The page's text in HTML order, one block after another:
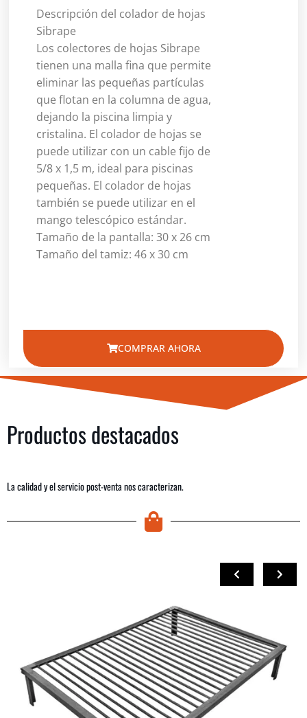
Descripción del colador de hojas
Sibrape
Los colectores de hojas Sibrape
tienen una malla fina que permite
eliminar las pequeñas partículas
que flotan en la columna de agua,
dejando la piscina limpia y
cristalina. El colador de hojas se
puede utilizar con un cable fijo de
5/8 x 1,5 m, ideal para piscinas
pequeñas. El colador de hojas
también se puede utilizar en el
mango telescópico estándar.
Tamaño de la pantalla: 30 x 26 cm
Tamaño del tamiz: 46 x 30 cm
COMPRAR AHORA
Productos destacados
La calidad y el servicio post-venta nos caracterizan.